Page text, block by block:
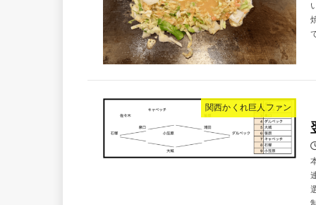
関西かくれ巨人ファン